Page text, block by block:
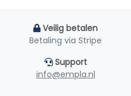
Veilig betalen
Betaling via Stripe
Support
info@empla.nl